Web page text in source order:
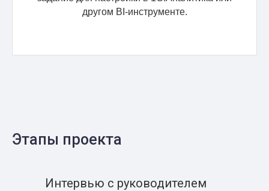
другом BI-инструменте.
Этапы проекта
Интервью с руководителем